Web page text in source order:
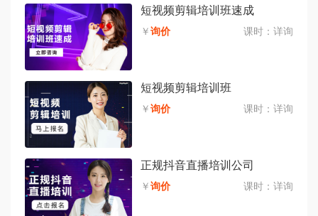
短视频剪辑培训班速成
￥询价 课时： 详询
短视频剪辑培训班
￥询价 课时： 详询
正规抖音直播培训公司
￥询价 课时： 详询